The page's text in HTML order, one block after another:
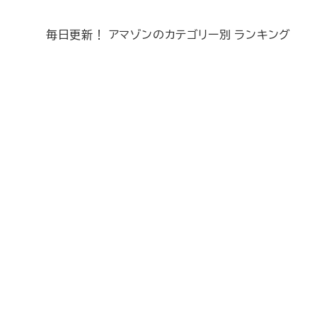
毎日更新！ アマゾンのカテゴリー別 ランキング